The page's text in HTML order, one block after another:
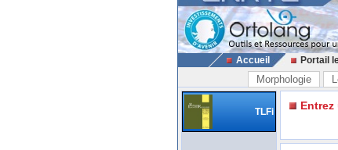
Accueil Portail
Morphologie
TLFi Entrez